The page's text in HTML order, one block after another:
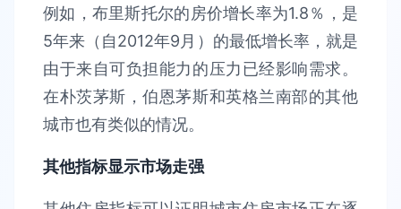
例如，布里斯托尔的房价增长率为1.8％，是
5年来（自2012年9月）的最低增长率，就是
由于来自可负担能力的压力已经影响需求。
在朴茨茅斯，伯恩茅斯和英格兰南部的其他
城市也有类似的情况。
其他指标显示市场走强